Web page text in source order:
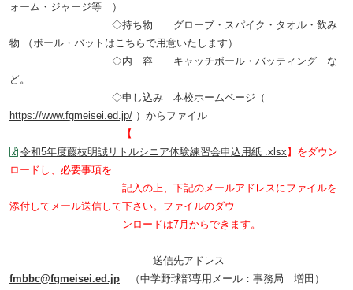
ォーム・ジャージ等 ）
◇持ち物 グローブ・スパイク・タオル・飲み
物 （ボール・バットはこちらで用意いたします）
◇内 容 キャッチボール・バッティング な
ど。
◇申し込み 本校ホームページ（
https://www.fgmeisei.ed.jp/ ）からファイル
【
令和5年度藤枝明誠リトルシニア体験練習会申込用紙 .xlsx 】をダウン
ロードし、必要事項を
記入の上、 下記のメールアドレスにファイルを
添付してメール送信して下さい。ファイルのダウ
ン ロードは7月からできます。
送信先アドレス
fmbbc@fgmeisei.ed.jp
（中学野球部専用メール：事務局 増田）